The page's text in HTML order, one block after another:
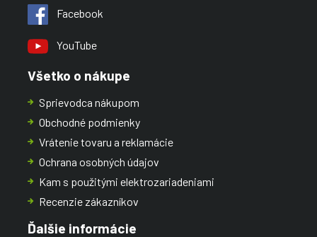
Facebook
YouTube
Všetko o nákupe
Sprievodca nákupom
Obchodné podmienky
Vrátenie tovaru a reklamácie
Ochrana osobných údajov
Kam s použitými elektrozariadeniami
Recenzie zákazníkov
Ďalšie informácie